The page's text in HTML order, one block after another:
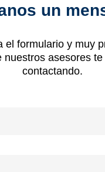
un
el formulario y muy
nuestros asesores
contactando.